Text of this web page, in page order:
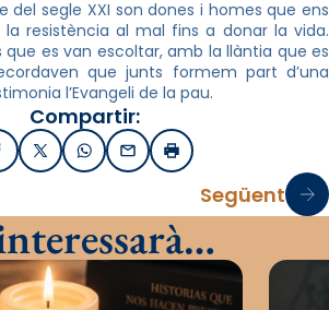
del segle XXI son dones i homes que ens
resistència al mal fins a donar la vida.
es van escoltar, amb la llàntia que es
que junts formem part d’una
l’Evangeli de la pau.
Compartir:
X / TwitterWhatsApp
EmailImprimir
Següent